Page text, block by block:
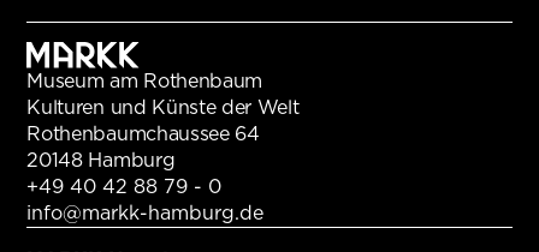
Museum am Rothenbaum
Kulturen und Künste der Welt
Rothenbaumchaussee 64
20148 Hamburg
+49 40 42 88 79 - 0
info@markk-hamburg.de